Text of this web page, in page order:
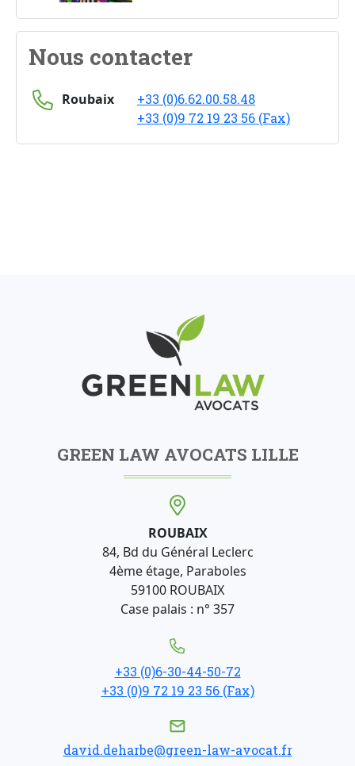
Nous contacter
Roubaix
+33 (0)6.62.00.58.48
+33 (0)9 72 19 23 56 (Fax)
GREEN LAW AVOCATS LILLE
ROUBAIX
84, Bd du Général Leclerc
4ème étage, Paraboles
59100 ROUBAIX
Case palais : n° 357
+33 (0)6-30-44-50-72
+33 (0)9 72 19 23 56 (Fax)
david.deharbe@green-law-avocat.fr